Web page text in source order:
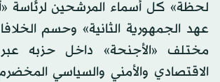
لحظة» كل أسماء المرشحين لرئاسة
عهد الجمهورية الثانية» وحسم
مختلف «الأجنحة» داخل حزبه عبر
الاقتصادي والأمني والسياسي